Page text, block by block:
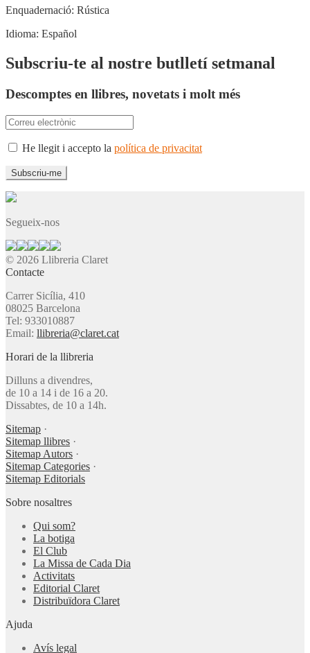
Enquadernació: Rústica
Idioma: Español
Subscriu-te al nostre butlletí setmanal
Descomptes en llibres, novetats i molt més
He llegit i accepto la política de privacitat
Segueix-nos
© 2026 Llibreria Claret
Contacte
Carrer Sicília, 410
08025 Barcelona
Tel: 933010887
Email: llibreria@claret.cat
Horari de la llibreria
Dilluns a divendres,
de 10 a 14 i de 16 a 20.
Dissabtes, de 10 a 14h.
Sitemap ·
Sitemap llibres ·
Sitemap Autors ·
Sitemap Categories ·
Sitemap Editorials
Sobre nosaltres
Qui som?
La botiga
El Club
La Missa de Cada Dia
Activitats
Editorial Claret
Distribuïdora Claret
Ajuda
Avís legal